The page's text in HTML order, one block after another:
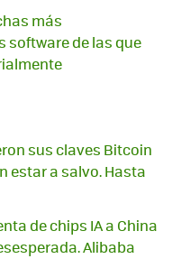
más
software de las que
sus claves Bitcoin
estar a salvo. Hasta
de chips IA a China
Alibaba